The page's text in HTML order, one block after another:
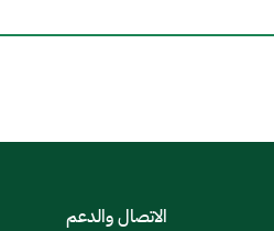
الاتصال والدعم